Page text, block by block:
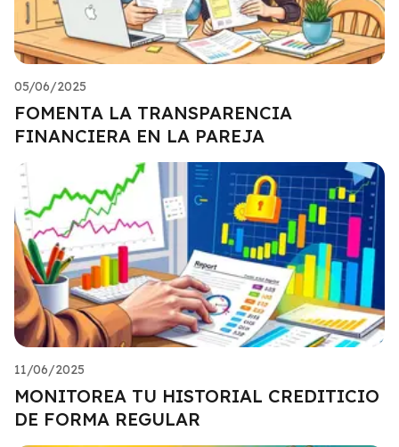
05/06/2025
FOMENTA LA TRANSPARENCIA
FINANCIERA EN LA PAREJA
11/06/2025
MONITOREA TU HISTORIAL CREDITICIO
DE FORMA REGULAR